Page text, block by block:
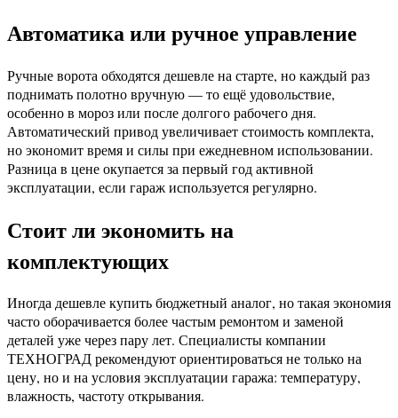
Автоматика или ручное управление
Ручные ворота обходятся дешевле на старте, но каждый раз
поднимать полотно вручную — то ещё удовольствие,
особенно в мороз или после долгого рабочего дня.
Автоматический привод увеличивает стоимость комплекта,
но экономит время и силы при ежедневном использовании.
Разница в цене окупается за первый год активной
эксплуатации, если гараж используется регулярно.
Стоит ли экономить на
комплектующих
Иногда дешевле купить бюджетный аналог, но такая экономия
часто оборачивается более частым ремонтом и заменой
деталей уже через пару лет. Специалисты компании
ТЕХНОГРАД рекомендуют ориентироваться не только на
цену, но и на условия эксплуатации гаража: температуру,
влажность, частоту открывания.